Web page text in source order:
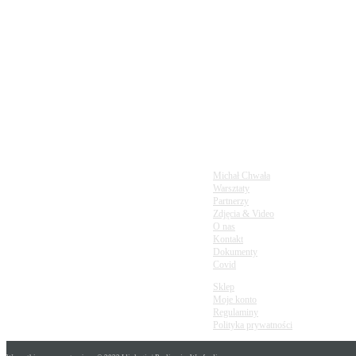
Michał Chwała
Warsztaty
Partnerzy
Zdjęcia & Video
O nas
Kontakt
Dokumenty
Covid
Sklep
Moje konto
Regulaminy
Polityka prywatności